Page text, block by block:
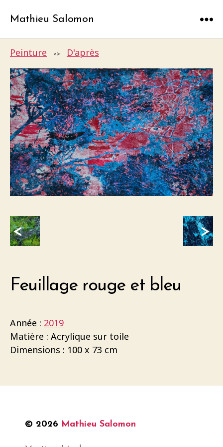
Mathieu Salomon
Peinture >> D'après
< >
Feuillage rouge et bleu
Année : 2019
Matière : Acrylique sur toile
Dimensions : 100 x 73 cm
© 2026 Mathieu Salomon